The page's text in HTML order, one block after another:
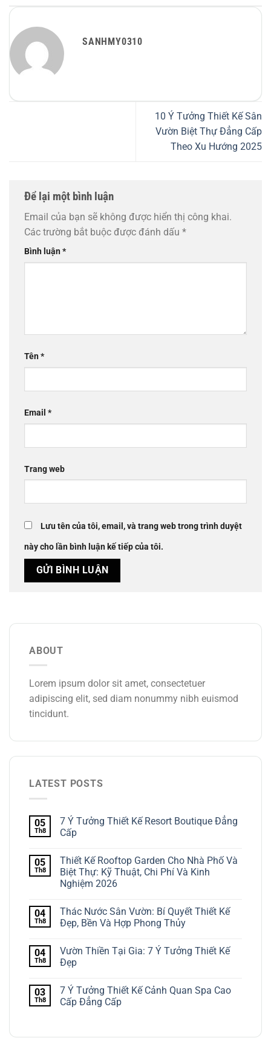
SANHMY0310
10 Ý Tưởng Thiết Kế Sân
Vườn Biệt Thự Đẳng Cấp
Theo Xu Hướng 2025
Để lại một bình luận
Email của bạn sẽ không được hiển thị công khai.
Các trường bắt buộc được đánh dấu *
Bình luận*
Tên*
Email *
Trang web
Lưu tên của tôi, email, và trang web trong trình duyệt
này cho lần bình luận kế tiếp của tôi.
ABOUT
Lorem ipsum dolor sit amet, consectetuer
adipiscing elit, sed diam nonummy nibh euismod
tincidunt.
LATEST POSTS
05
Th8
7 Ý Tưởng Thiết Kế Resort Boutique Đẳng
Cấp
05
Th8
Thiết Kế Rooftop Garden Cho Nhà Phố Và
Biệt Thự: Kỹ Thuật, Chi Phí Và Kinh
Nghiệm 2026
04
Th8
Thác Nước Sân Vườn: Bí Quyết Thiết Kế
Đẹp, Bền Và Hợp Phong Thủy
04
Th8
Vườn Thiền Tại Gia: 7 Ý Tưởng Thiết Kế
Đẹp
03
Th8
7 Ý Tưởng Thiết Kế Cảnh Quan Spa Cao
Cấp Đẳng Cấp